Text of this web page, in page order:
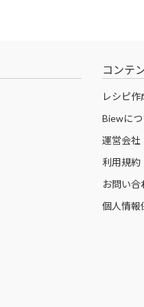
コンテ
レシピ作
Biewにつ
運営会社
利用規約
お問い合
個人情報